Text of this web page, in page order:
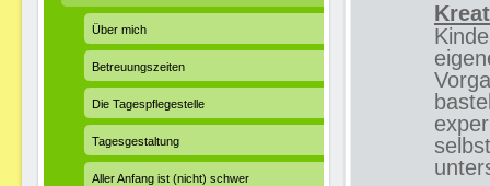
Über mich
Betreuungszeiten
Die Tagespflegestelle
Tagesgestaltung
Aller Anfang ist (nicht) schwer